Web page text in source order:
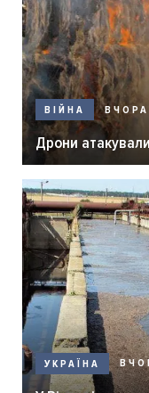
ВІЙНА
Дрони
УКРАЇНА